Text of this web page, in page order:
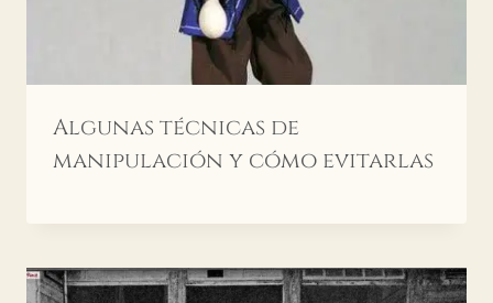
Algunas técnicas de
manipulación y cómo evitarlas